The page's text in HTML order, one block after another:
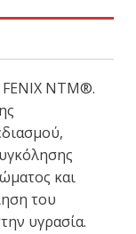
NTM®.
και
του
υγρασία.